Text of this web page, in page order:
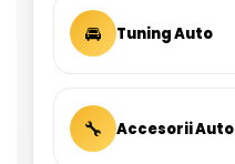
🚘 Tuning Auto
🔧 Accesorii Auto